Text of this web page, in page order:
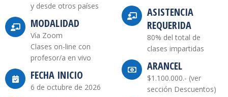
y desde otros países
MODALIDAD
Vía Zoom
Clases on-line con
profesor/a en vivo
FECHA INICIO
6 de octubre de 2026
ASISTENCIA
REQUERIDA
80% del total de
clases impartidas
ARANCEL
$1.100.000.- (ver
sección Descuentos)